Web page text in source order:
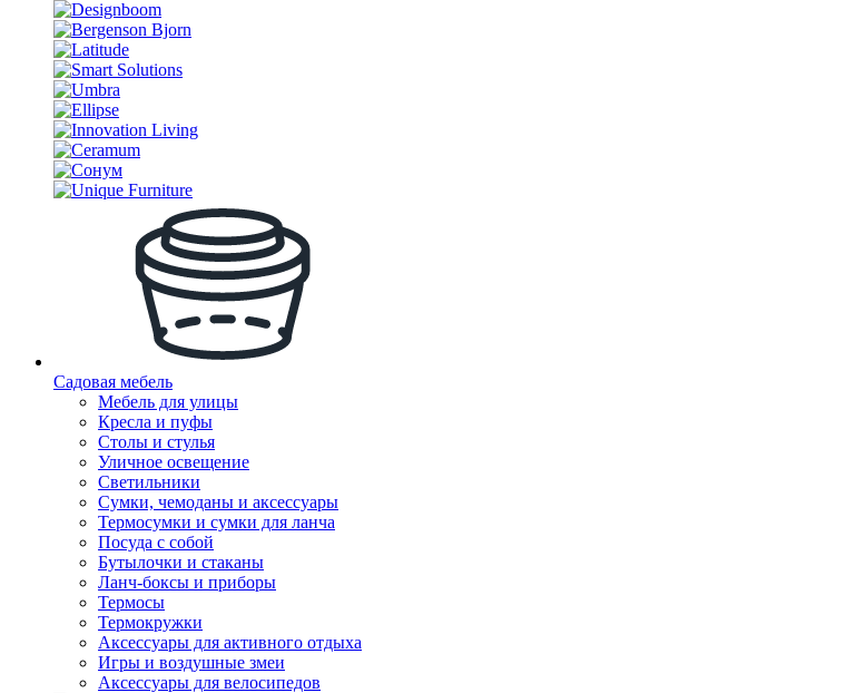
Садовая мебель
Мебель для улицы
Кресла и пуфы
Столы и стулья
Уличное освещение
Светильники
Сумки, чемоданы и аксессуары
Термосумки и сумки для ланча
Посуда с собой
Бутылочки и стаканы
Ланч-боксы и приборы
Термосы
Термокружки
Аксессуары для активного отдыха
Игры и воздушные змеи
Аксессуары для велосипедов